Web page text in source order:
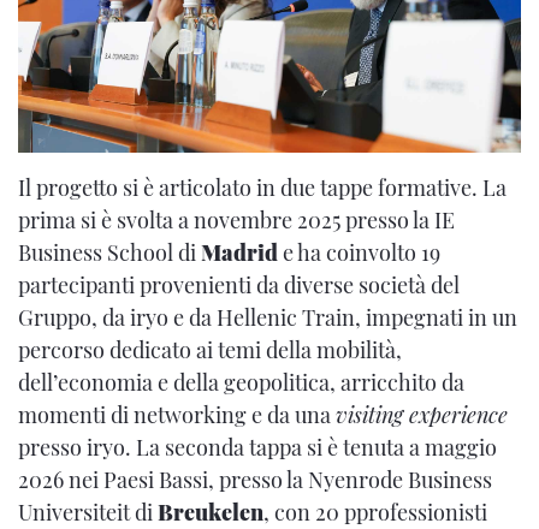
Il progetto si è articolato in due tappe formative. La
prima si è svolta a novembre 2025 presso la IE
Business School diMadride ha coinvolto 19
partecipanti provenienti da diverse società del
Gruppo, da iryo e da Hellenic Train, impegnati in un
percorso dedicato ai temi della mobilità,
dell’economia e della geopolitica, arricchito da
momenti di networking e da unavisiting experience
presso iryo. La seconda tappa si è tenuta a maggio
2026 nei Paesi Bassi, presso la Nyenrode Business
Universiteit diBreukelen, con 20 pprofessionisti